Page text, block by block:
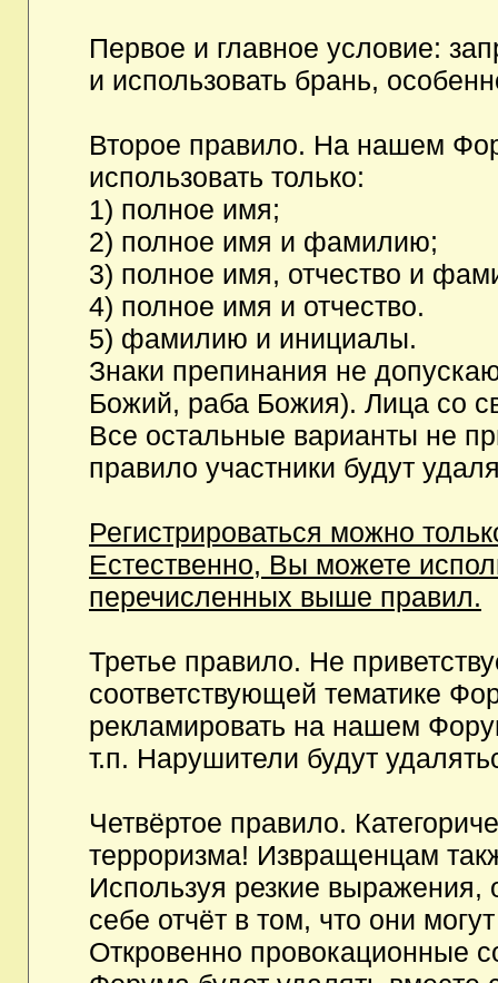
Первое и главное условие:
и использовать брань,
Второе правило. На нашем
использовать только:
1) полное имя;
2) полное имя и фамилию;
3) полное имя, отчество и
4) полное имя и отчество.
5) фамилию и инициалы.
Знаки препинания не
Божий, раба Божия). Лица со
Все остальные варианты не
правило участники будут
Регистрироваться можно
Естественно, Вы можете
перечисленных выше правил.
Третье правило. Не
соответствующей тематике
рекламировать на нашем
т.п. Нарушители будут
Четвёртое правило.
терроризма! Извращенцам
Используя резкие выражения,
себе отчёт в том, что они
Откровенно провокационные